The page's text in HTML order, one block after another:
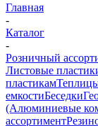
Главная
-
Каталог
-
Розничный
Листовые
пластикам
емкостиБеседки
(Алюминиевые
ассортимент